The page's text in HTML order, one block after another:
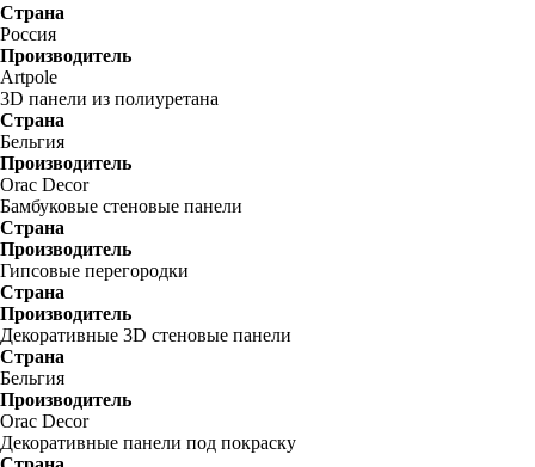
Страна
Россия
Производитель
Artpole
3D панели из полиуретана
Страна
Бельгия
Производитель
Orac Decor
Бамбуковые стеновые панели
Страна
Производитель
Гипсовые перегородки
Страна
Производитель
Декоративные 3D стеновые панели
Страна
Бельгия
Производитель
Orac Decor
Декоративные панели под покраску